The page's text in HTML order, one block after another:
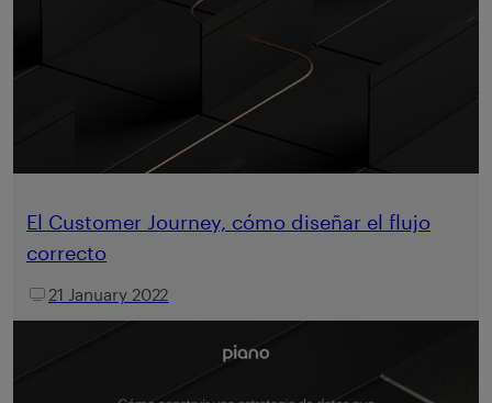
El Customer Journey, cómo diseñar el flujo
correcto
21 January 2022